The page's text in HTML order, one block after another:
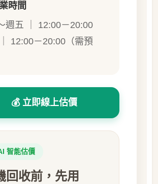
時間
週五 ｜ 12:00－20:00
12:00－20:00（需預
💰 立即線上估價
智能估價
回收前，先用